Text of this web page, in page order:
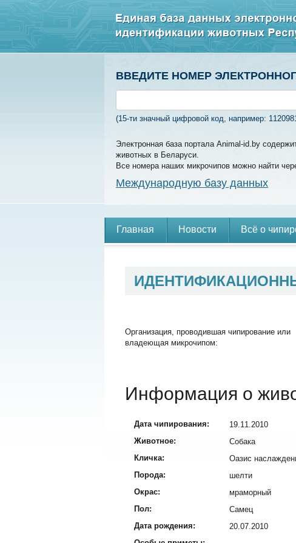
ВВЕДИТЕ НОМЕР
(15-ти значный цифровой код, например:
Электронная база портала Animal-id.by
животных в Беларуси.
Все номера наших микрочипов можно найти
Международную базу данных
Главная Новости Всё о
Организация, проводившая чипирование или
владеющая микрочипом:
Информация о
Дата чипирования:
19.11.2010
Животное:
Собака
Кличка:
Оазис
Порода:
шелти
Окрас:
мраморный
Пол:
Самец
Дата рождения:
20.07.2010